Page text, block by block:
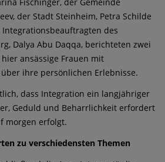
der Stadt Steinheim, Petra Schilde
des
Dalya Abu Daqqa, berichteten zwei
ansässige Frauen mit
ihre persönlichen Erlebnisse.
dass Integration ein langjähriger
Geduld und Beharrlichkeit erfordert
morgen erfolgt.
zu verschiedensten Themen